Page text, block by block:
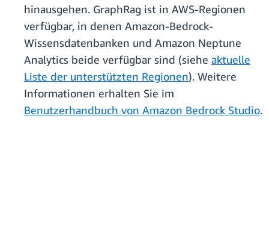
hinausgehen. GraphRag ist in AWS-Regionen
verfügbar, in denen Amazon-Bedrock-
Wissensdatenbanken und Amazon Neptune
Analytics beide verfügbar sind (siehe aktuelle
Liste der unterstützten Regionen). Weitere
Informationen erhalten Sie im
Benutzerhandbuch von Amazon Bedrock Studio.